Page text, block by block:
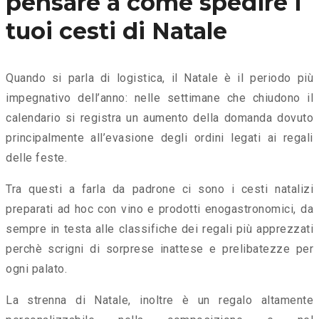
tuoi cesti di Natale
Quando si parla di logistica, il Natale è il periodo più
impegnativo dell’anno: nelle settimane che chiudono il
calendario si registra un aumento della domanda dovuto
principalmente all’evasione degli ordini legati ai regali
delle feste.
Tra questi a farla da padrone ci sono i cesti natalizi
preparati ad hoc con vino e prodotti enogastronomici, da
sempre in testa alle classifiche dei regali più apprezzati
perchè scrigni di sorprese inattese e prelibatezze per
ogni palato.
La strenna di Natale, inoltre è un regalo altamente